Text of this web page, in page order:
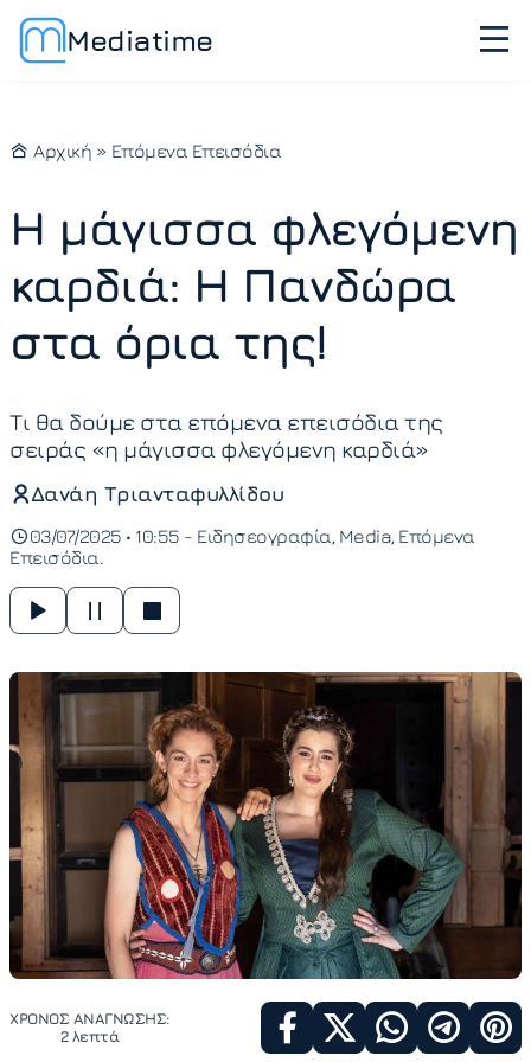
Mediatime
Αρχική » Επόμενα Επεισόδια
Η μάγισσα φλεγόμενη
καρδιά: Η Πανδώρα
στα όρια της!
Τι θα δούμε στα επόμενα επεισόδια της
σειράς «η μάγισσα φλεγόμενη καρδιά»
Δανάη Τριανταφυλλίδου
03/07/2025 • 10:55 - Ειδησεογραφία Media Επόμενα
Επεισόδια
ΧΡΟΝΟΣ ΑΝΑΓΝΩΣΗΣ:
2 λεπτά